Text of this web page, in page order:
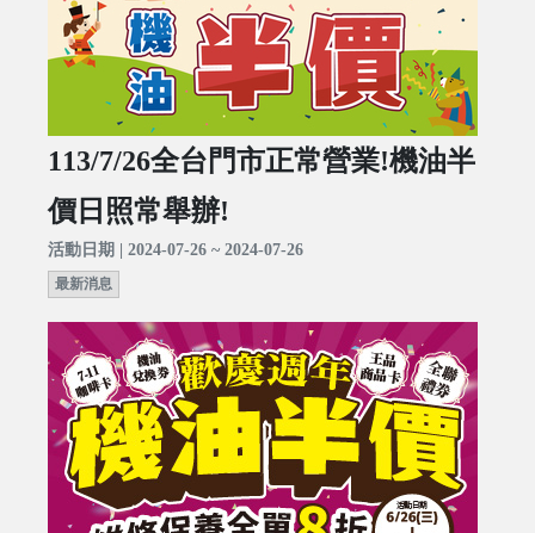
113/7/26全台門市正常營業!機油半
價日照常舉辦!
活動日期 | 2024-07-26 ~ 2024-07-26
最新消息